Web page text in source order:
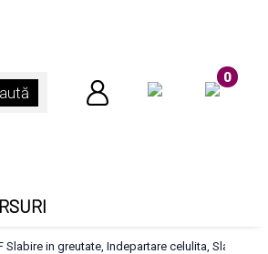
0
in greutate, Indepartare celulita, Slabire